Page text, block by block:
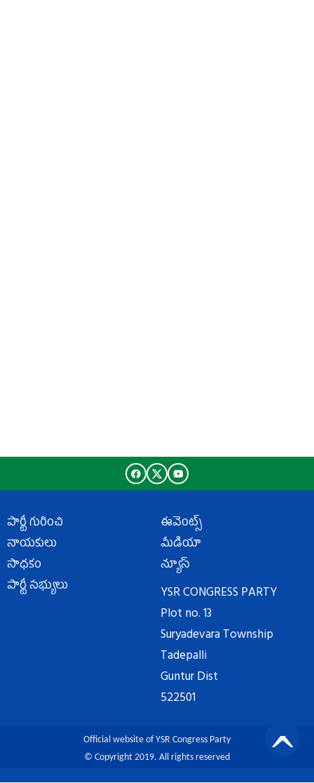
పార్టీ గురించి
నాయకులు
సాధకం
పార్టీ సభ్యులు
ఈవెంట్స్
మీడియా
న్యూస్
YSR CONGRESS PARTY
Plot no. 13
Suryadevara Township
Tadepalli
Guntur Dist
522501
Official website of YSR Congress Party
© Copyright 2019. All rights reserved